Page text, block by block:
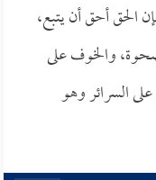
الحق أحق أن يتبع،
والخوف على
السرائر وهو